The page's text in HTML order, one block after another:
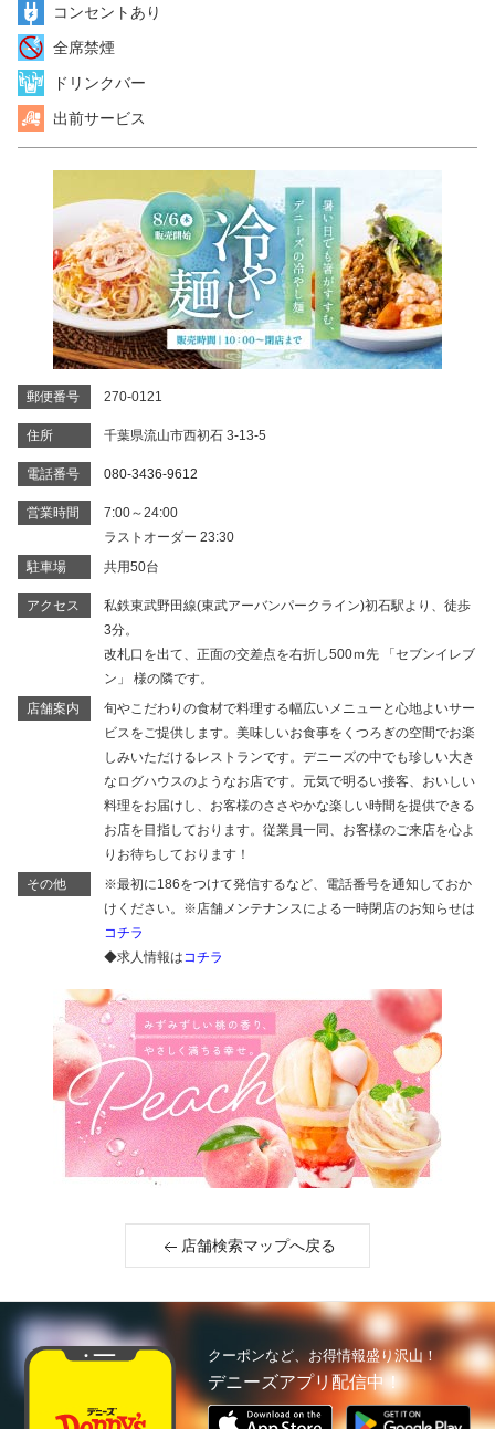
コンセントあり
全席禁煙
ドリンクバー
出前サービス
郵便番号 270-0121
住所 千葉県流山市西初石 3-13-5
電話番号 080-3436-9612
営業時間
7:00～24:00
ラストオーダー 23:30
駐車場
共用50台
アクセス
私鉄東武野田線(東武アーバンパークライン)初石駅より、徒歩
3分。
改札口を出て、正面の交差点を右折し500ｍ先 「セブンイレブ
ン」 様の隣です。
店舗案内
旬やこだわりの食材で料理する幅広いメニューと心地よいサー
ビスをご提供します。美味しいお食事をくつろぎの空間でお楽
しみいただけるレストランです。デニーズの中でも珍しい大き
なログハウスのようなお店です。元気で明るい接客、おいしい
料理をお届けし、お客様のささやかな楽しい時間を提供できる
お店を目指しております。従業員一同、お客様のご来店を心よ
りお待ちしております！
その他
※最初に186をつけて発信するなど、電話番号を通知しておか
けください。※店舗メンテナンスによる一時閉店のお知らせは
コチラ
◆求人情報はコチラ
店舗検索マップへ戻る
クーポンなど、お得情報盛り沢山！
デニーズアプリ配信中！